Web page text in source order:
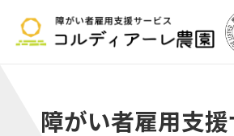
障がい者雇用支